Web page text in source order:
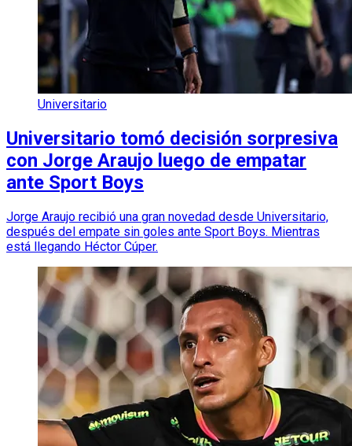
Universitario
Universitario tomó decisión sorpresiva
con Jorge Araujo luego de empatar
ante Sport Boys
Jorge Araujo recibió una gran novedad desde Universitario,
después del empate sin goles ante Sport Boys. Mientras
está llegando Héctor Cúper.